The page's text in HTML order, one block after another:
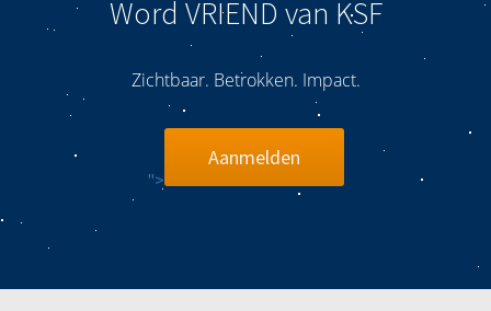
Word VRIEND van KSF
Zichtbaar. Betrokken. Impact.
">
Aanmelden